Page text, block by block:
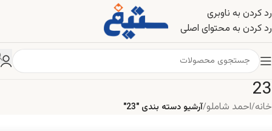
رد کردن به ناوبری
رد کردن به محتوای اصلی
23
خانه/احمد شاملو/آرشیو دسته بندی "23"